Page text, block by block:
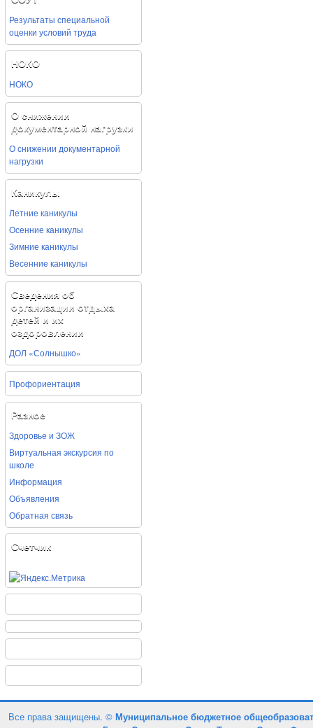
Результаты специальной
оценки условий труда
НОКО
НОКО
О снижении
документарной нагрузки
О снижении документарной
нагрузки
Каникулы
Летние каникулы
Осенние каникулы
Зимние каникулы
Весенние каникулы
Сведения об
организации отдыха
детей и их
оздоровлении
ДОЛ «Солнышко»
Профориентация
Разное
Здоровье и ЗОЖ
Виртуальная экскурсия по
школе
Информация
Объявления
Обратная связь
Счетчик
Все права защищены. © Муниципальное бюджетное